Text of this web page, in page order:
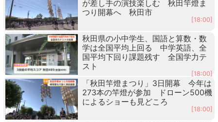
が差し手の演技楽しむ 秋田竿燈ま
つり開幕へ 秋田市
[18:00]
秋田県の小中学生、国語と算数・数
学は全国平均上回る 中学英語、全
国平均下回り課題残す 全国学力テ
スト
[18:00]
「秋田竿燈まつり」3日開幕 今年は
273本の竿燈が参加 ドローン500機
によるショーも見どころ
[18:00]